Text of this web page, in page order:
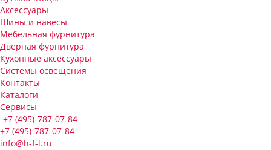
Аксессуары
Шины и навесы
Мебельная фурнитура
Дверная фурнитура
Кухонные аксессуары
Системы освещения
Контакты
Каталоги
Сервисы
+7 (495)-787-07-84
+7 (495)-787-07-84
info@h-f-l.ru